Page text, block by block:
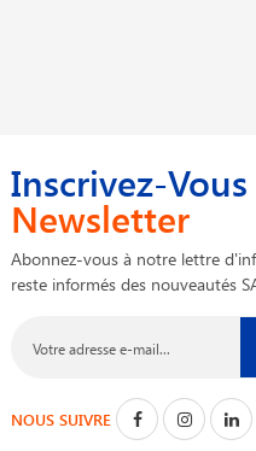
Inscrivez-Vous
Newsletter
Abonnez-vous à notre lettre
reste informés des nouveautés
NOUS SUIVRE